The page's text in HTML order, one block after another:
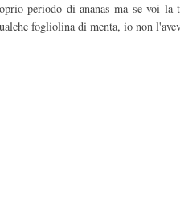
periodo di ananas ma se voi la
fogliolina di menta, io non